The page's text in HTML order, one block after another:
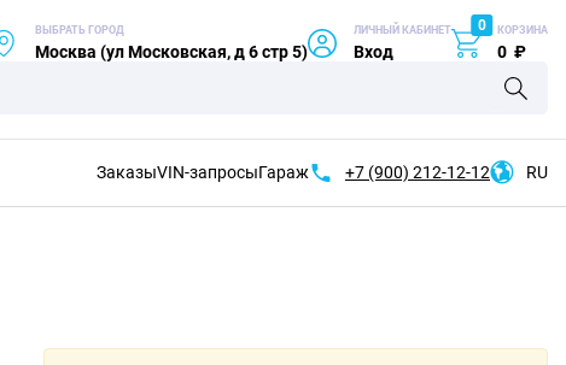
ВЫБРАТЬ ГОРОД
Москва (ул Московская, д 6 стр 5)
ЛИЧНЫЙ КАБИНЕТ
Вход
0 КОРЗИНА
0 ₽
ЗаказыVIN-запросыГараж +7 (900) 212-12-12 RU